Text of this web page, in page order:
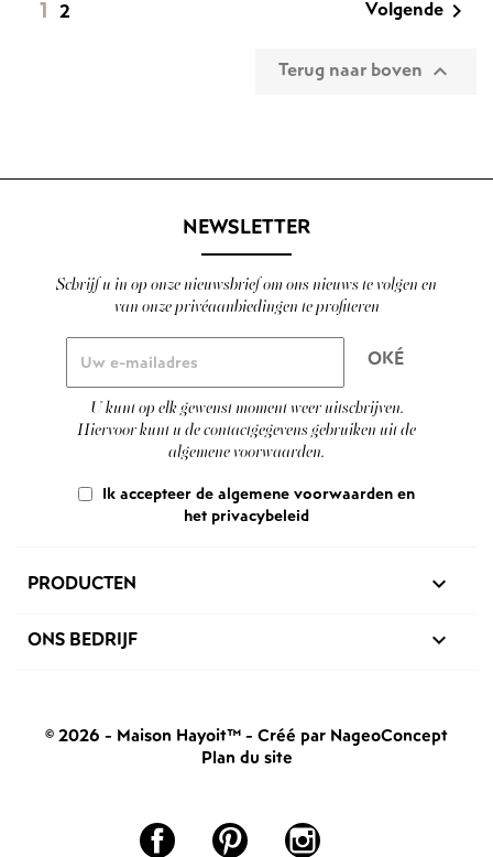
1 2 Volgende 
Terug naar boven 
NEWSLETTER
Schrijf u in op onze nieuwsbrief om ons nieuws te volgen en
van onze privéaanbiedingen te profiteren
U kunt op elk gewenst moment weer uitschrijven.
Hiervoor kunt u de contactgegevens gebruiken uit de
algemene voorwaarden.
Ik accepteer de algemene voorwaarden en
het privacybeleid
PRODUCTEN 
ONS BEDRIJF 
© 2026 - Maison Hayoit™ - Créé par NageoConcept
Plan du site
Facebook Pinterest